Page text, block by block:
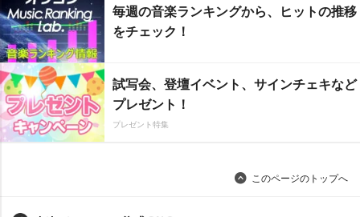
毎週の音楽ランキングから、ヒットの推移
をチェック！
試写会、登壇イベント、サインチェキなど
プレゼント！
プレゼント特集
このページのトップへ